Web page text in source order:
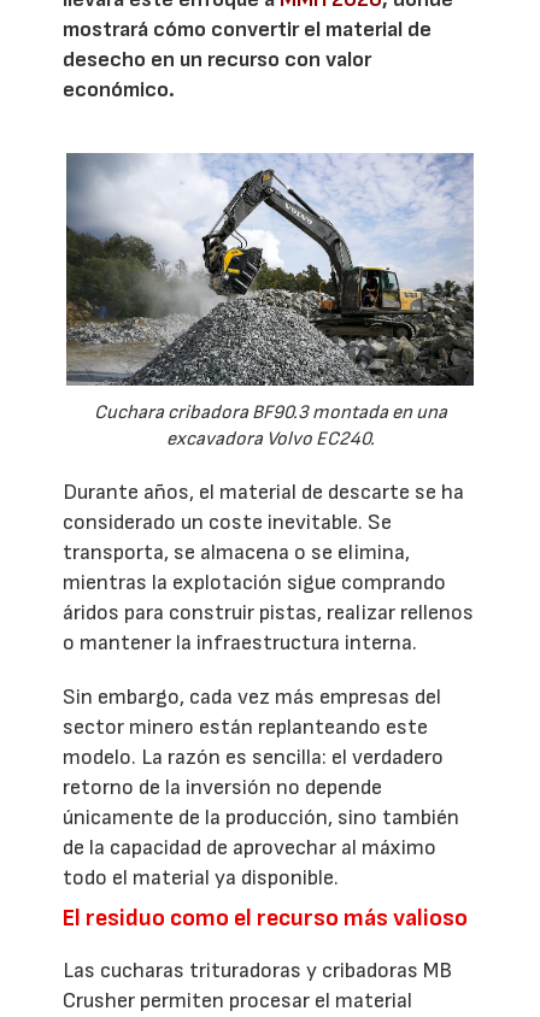
mostrará cómo convertir el material de
desecho en un recurso con valor
económico.
Cuchara cribadora BF90.3 montada en una
excavadora Volvo EC240.
Durante años, el material de descarte se ha
considerado un coste inevitable. Se
transporta, se almacena o se elimina,
mientras la explotación sigue comprando
áridos para construir pistas, realizar rellenos
o mantener la infraestructura interna.
Sin embargo, cada vez más empresas del
sector minero están replanteando este
modelo. La razón es sencilla: el verdadero
retorno de la inversión no depende
únicamente de la producción, sino también
de la capacidad de aprovechar al máximo
todo el material ya disponible.
El residuo como el recurso más valioso
Las cucharas trituradoras y cribadoras MB
Crusher permiten procesar el material